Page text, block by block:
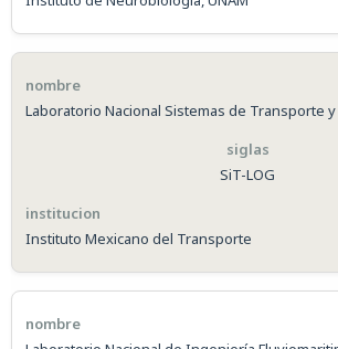
Laboratorio Nacional Sistemas de Transporte y
SiT-LOG
Instituto Mexicano del Transporte